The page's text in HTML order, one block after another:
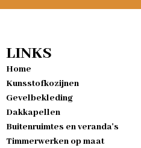
LINKS
Home
Kunsstofkozijnen
Gevelbekleding
Dakkapellen
Buitenruimtes en veranda's
Timmerwerken op maat